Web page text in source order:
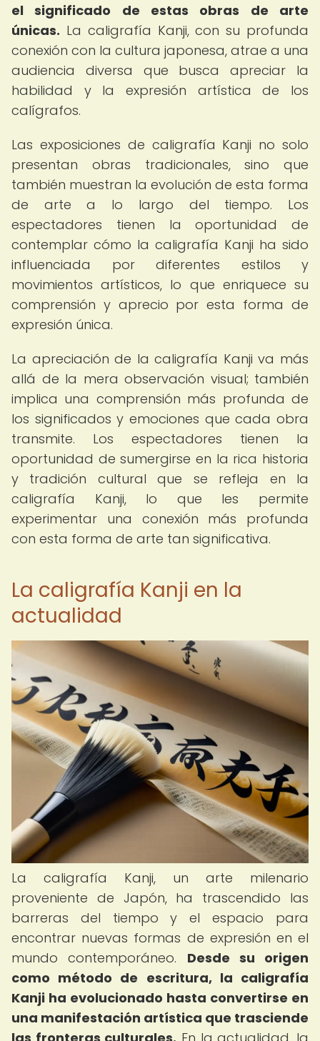
el significado de estas obras de arte
únicas. La caligrafía Kanji, con su profunda
conexión con la cultura japonesa, atrae a una
audiencia diversa que busca apreciar la
habilidad y la expresión artística de los
calígrafos.
Las exposiciones de caligrafía Kanji no solo
presentan obras tradicionales, sino que
también muestran la evolución de esta forma
de arte a lo largo del tiempo. Los
espectadores tienen la oportunidad de
contemplar cómo la caligrafía Kanji ha sido
influenciada por diferentes estilos y
movimientos artísticos, lo que enriquece su
comprensión y aprecio por esta forma de
expresión única.
La apreciación de la caligrafía Kanji va más
allá de la mera observación visual; también
implica una comprensión más profunda de
los significados y emociones que cada obra
transmite. Los espectadores tienen la
oportunidad de sumergirse en la rica historia
y tradición cultural que se refleja en la
caligrafía Kanji, lo que les permite
experimentar una conexión más profunda
con esta forma de arte tan significativa.
La caligrafía Kanji en la
actualidad
La caligrafía Kanji, un arte milenario
proveniente de Japón, ha trascendido las
barreras del tiempo y el espacio para
encontrar nuevas formas de expresión en el
mundo contemporáneo. Desde su origen
como método de escritura, la caligrafía
Kanji ha evolucionado hasta convertirse en
una manifestación artística que trasciende